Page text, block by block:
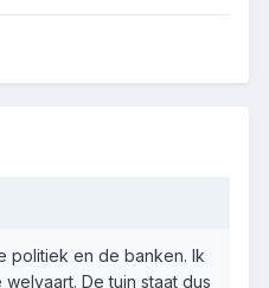
politiek en de banken. Ik
De tuin staat dus